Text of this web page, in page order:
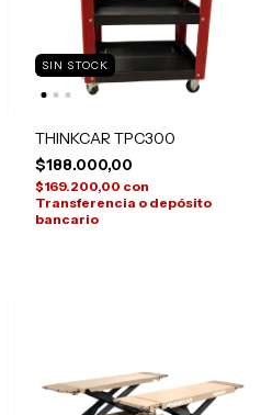
SIN STOCK
THINKCAR TPC300
$188.000,00
$169.200,00 con
Transferencia o depósito
bancario